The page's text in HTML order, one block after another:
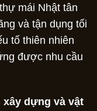
mái Nhật tân
và tận dụng tối
tố thiên nhiên
được nhu cầu
xây dựng và vật